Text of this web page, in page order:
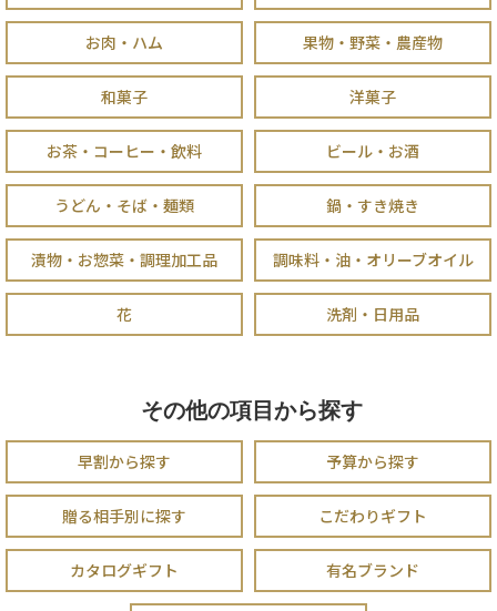
お肉・ハム 果物・野菜・農産物
和菓子 洋菓子
お茶・コーヒー・飲料 ビール・お酒
うどん・そば・麺類 鍋・すき焼き
漬物・お惣菜・調理加工品 調味料・油・オリーブオイル
花 洗剤・日用品
その他の項目から探す
早割から探す 予算から探す
贈る相手別に探す こだわりギフト
カタログギフト 有名ブランド